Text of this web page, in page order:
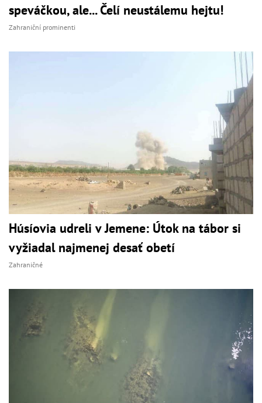
speváčkou, ale... Čelí neustálemu hejtu!
Zahraniční prominenti
Húsíovia udreli v Jemene: Útok na tábor si
vyžiadal najmenej desať obetí
Zahraničné